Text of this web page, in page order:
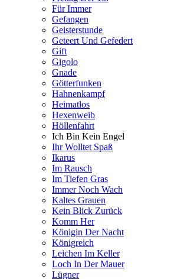
Für Immer
Gefangen
Geisterstunde
Geteert Und Gefedert
Gift
Gigolo
Gnade
Götterfunken
Hahnenkampf
Heimatlos
Hexenweib
Höllenfahrt
Ich Bin Kein Engel
Ihr Wolltet Spaß
Ikarus
Im Rausch
Im Tiefen Gras
Immer Noch Wach
Kaltes Grauen
Kein Blick Zurück
Komm Her
Königin Der Nacht
Königreich
Leichen Im Keller
Loch In Der Mauer
Lügner